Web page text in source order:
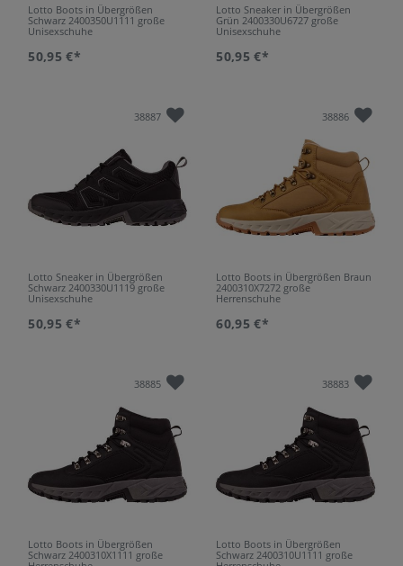
Lotto Boots in Übergrößen
Schwarz 2400350U1111 große
Unisexschuhe
50,95 €*
Lotto Sneaker in Übergrößen
Grün 2400330U6727 große
Unisexschuhe
50,95 €*
38887
Lotto Sneaker in Übergrößen
Schwarz 2400330U1119 große
Unisexschuhe
50,95 €*
38886
Lotto Boots in Übergrößen Braun
2400310X7272 große
Herrenschuhe
60,95 €*
38885
Lotto Boots in Übergrößen
Schwarz 2400310X1111 große
38883
Lotto Boots in Übergrößen
Schwarz 2400310U1111 große